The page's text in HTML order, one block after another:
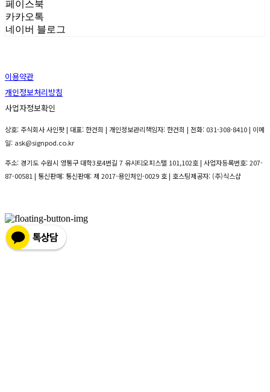
페이스북
카카오톡
네이버 블로그
이용약관
개인정보처리방침
사업자정보확인
상호: 주식회사 사인팟 | 대표: 한건희 | 개인정보관리책임자: 한건희 | 전화: 031-308-8410 | 이메
일: ask@signpod.co.kr
주소: 경기도 수원시 영통구 대학3로4번길 7 유시티오피스텔 101,102호 | 사업자등록번호:207-
87-00581 | 통신판매: 통신판매: 제 2017-용인처인-0029 호 | 호스팅제공자: (주)식스샵